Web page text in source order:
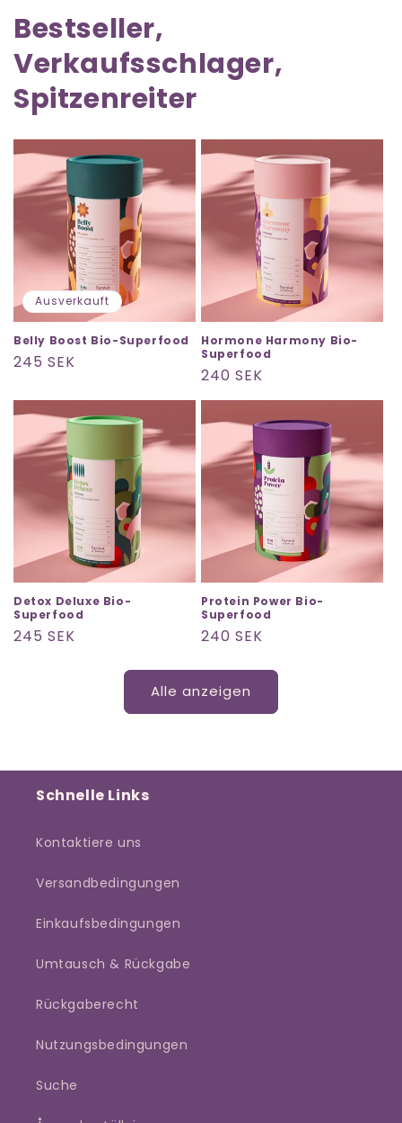
Bestseller,
Verkaufsschlager,
Spitzenreiter
Ausverkauft
Belly Boost Bio-Superfood
Normaler
245 SEK
Hormone Harmony Bio-
Superfood
Normaler
Preis
240 SEK
Detox Deluxe Bio-
Superfood
Normaler
245 SEK
Protein Power Bio-
Superfood
Normaler
240 SEK
Alle anzeigen
Schnelle Links
Kontaktiere uns
Versandbedingungen
Einkaufsbedingungen
Umtausch & Rückgabe
Rückgaberecht
Nutzungsbedingungen
Suche